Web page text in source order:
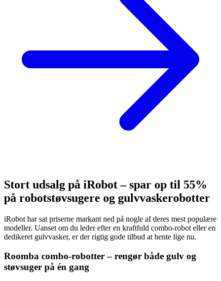
Stort udsalg på iRobot – spar op til 55%
på robotstøvsugere og gulvvaskerobotter
iRobot har sat priserne markant ned på nogle af deres mest populære
modeller. Uanset om du leder efter en kraftfuld combo-robot eller en
dedikeret gulvvasker, er der rigtig gode tilbud at hente lige nu.
Roomba combo-robotter – rengør både gulv og
støvsuger på én gang